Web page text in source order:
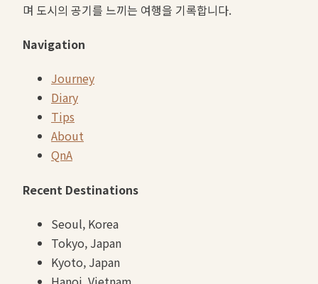
며 도시의 공기를 느끼는 여행을 기록합니다.
Navigation
Journey
Diary
Tips
About
QnA
Recent Destinations
Seoul, Korea
Tokyo, Japan
Kyoto, Japan